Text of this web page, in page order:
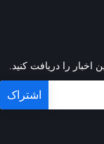
اخبار را دریافت کنید.